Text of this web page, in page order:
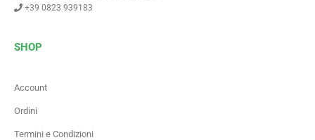
+39 0823 939183
SHOP
Account
Ordini
Termini e Condizioni